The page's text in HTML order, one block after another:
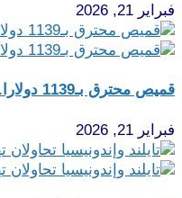
فبراير 21, 2026
قميص محترق بـ1139 دولارا.. هل تفقد الموضة عقلها؟
فبراير 21, 2026